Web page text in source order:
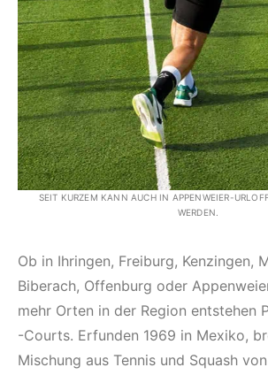
SEIT KURZEM KANN AUCH IN APPENWEIER-
WERDEN.
Ob in Ihringen, Freiburg, Kenzingen,
Biberach, Offenburg oder
mehr Orten in der Region entstehen
-Courts. Erfunden 1969 in Mexiko,
Mischung aus Tennis und Squash